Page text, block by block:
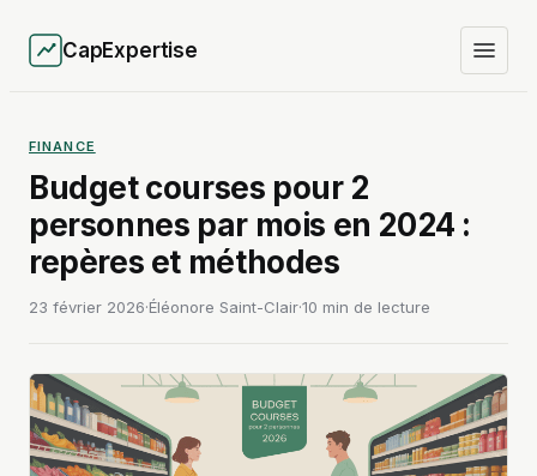
CapExpertise
FINANCE
Budget courses pour 2
personnes par mois en 2024 :
repères et méthodes
23 février 2026·Éléonore Saint-Clair·10 min de lecture